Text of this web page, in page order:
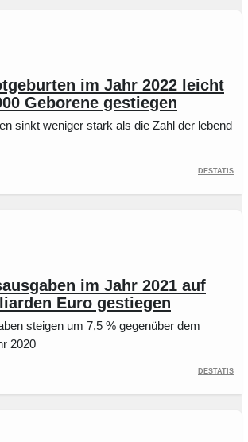
im Jahr 2022 leicht
Geborene gestiegen
sinkt weniger stark als die Zahl der lebend
Destatis
im Jahr 2021 auf
Euro gestiegen
steigen um 7,5 % gegenüber dem
2020
Destatis